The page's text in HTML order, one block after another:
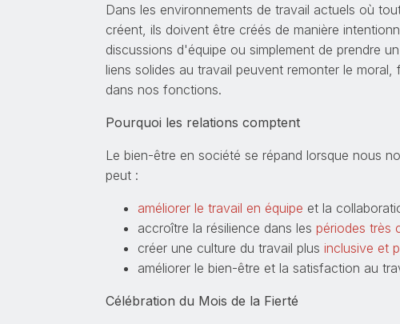
Dans les environnements de travail actuels où
créent, ils doivent être créés de manière
discussions d'équipe ou simplement de prendre
liens solides au travail peuvent remonter le moral,
dans nos fonctions.
Pourquoi les relations comptent
Le bien-être en société se répand lorsque nous
peut :
améliorer le travail en équipe et la
accroître la résilience dans les périodes très
créer une culture du travail plus inclusive et
améliorer le bien-être et la satisfaction au
Célébration du Mois de la Fierté